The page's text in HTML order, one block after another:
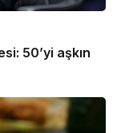
50’yi aşkın